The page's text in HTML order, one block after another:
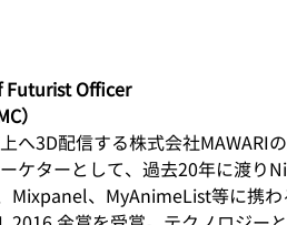
Futurist Officer
）
へ3D配信する株式会社MAWARI
ケターとして、過去20年に渡り
Mixpanel、MyAnimeList等に携わ